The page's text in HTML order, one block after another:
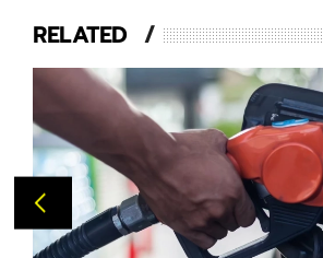
RELATED